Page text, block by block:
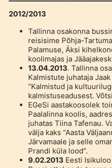
2012/2013
Tallinna osakonna
reisisime Põhja-
Palamuse, Äksi
koolimajas ja
13.04.2013. Tallinna
Kalmistute juhataja
“Kalmistud ja
kalmistuseadusest.
EGeSi aastakoosolek
Paalalinna koolis,
juhatas Tiina Tafenau.
välja kaks “Aasta
Järvamaale ja selle
Prandi küla lood”.
9.02.2013Eesti Isikuloo